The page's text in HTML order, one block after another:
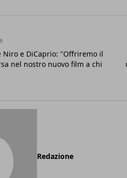
Niro e DiCaprio: "Offriremo il
nel nostro nuovo film a chi
Redazione